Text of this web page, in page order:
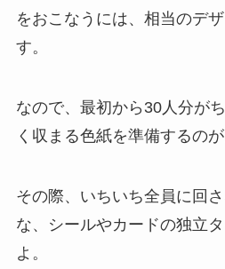
をおこなうには、相当のデ
す。
なので、最初から30人分が
く収まる色紙を準備するのが
その際、いちいち全員に回
な、シールやカードの独立
よ。